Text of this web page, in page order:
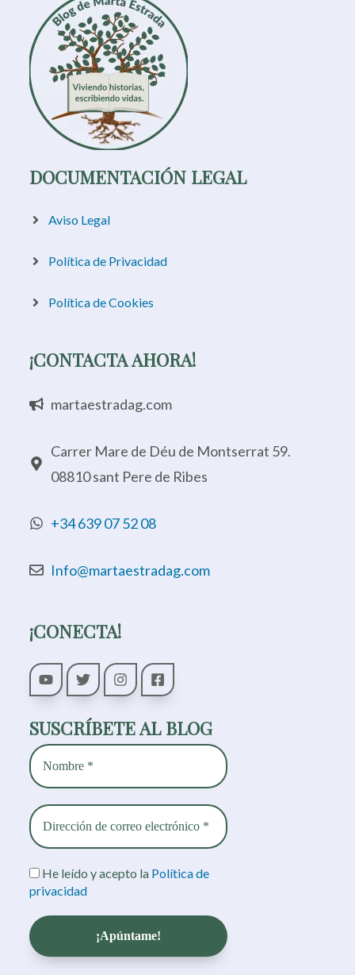
DOCUMENTACIÓN LEGAL
Aviso Legal
Política de Privacidad
Política de Cookies
¡CONTACTA AHORA!
martaestradag.com
Carrer Mare de Déu de Montserrat 59.
08810 sant Pere de Ribes
+34 639 07 52 08
Info@martaestradag.com
¡CONECTA!
SUSCRÍBETE AL BLOG
He leído y acepto la Política de
privacidad